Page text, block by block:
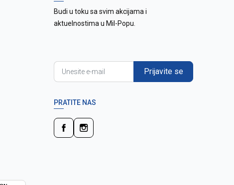
Budi u toku sa svim akcijama i
aktuelnostima u Mil-Popu.
Prijavite se
PRATITE NAS